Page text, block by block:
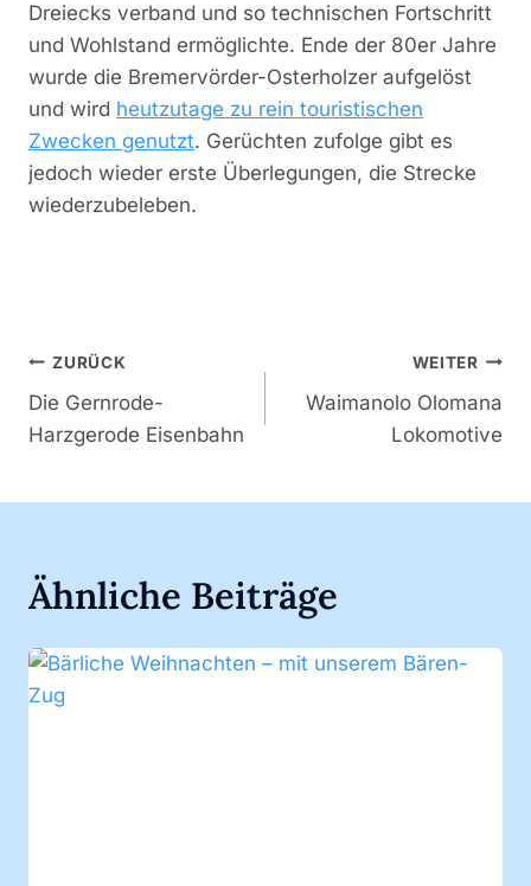
Dreiecks verband und so technischen Fortschritt
und Wohlstand ermöglichte. Ende der 80er Jahre
wurde die Bremervörder-Osterholzer aufgelöst
und wird heutzutage zu rein touristischen
Zwecken genutzt. Gerüchten zufolge gibt es
jedoch wieder erste Überlegungen, die Strecke
wiederzubeleben.
Beitragsnavigation
ZURÜCK
Die Gernrode-
Harzgerode Eisenbahn
WEITER
Waimanolo Olomana
Lokomotive
Ähnliche Beiträge